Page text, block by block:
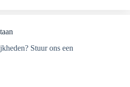
Stuur ons een